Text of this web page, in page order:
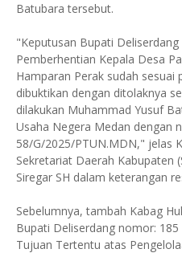
Batubara tersebut.
"Keputusan Bupati
Pemberhentian Kepala Desa
Hamparan Perak sudah sesuai
dibuktikan dengan ditolaknya
dilakukan Muhammad Yusuf
Usaha Negera Medan dengan
58/G/2025/PTUN.MDN," jelas
Sekretariat Daerah Kabupaten
Siregar SH dalam keterangan
Sebelumnya, tambah Kabag
Bupati Deliserdang nomor:
Tujuan Tertentu atas